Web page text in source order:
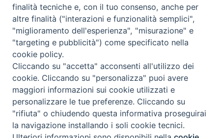
via Amedeo Rossi, 28 - 12100 Cuneo
segreteriagenerale@diocesicuneofossano.it
c.f. 96017380047
finalità tecniche e, con il tuo consenso, anche per
altre finalità ("interazioni e funzionalità semplici",
"miglioramento dell'esperienza", "misurazione" e
"targeting e pubblicità") come specificato nella
cookie policy.
Cliccando su "accetta" acconsenti all'utilizzo dei
cookie. Cliccando su "personalizza" puoi avere
maggiori informazioni sui cookie utilizzati e
personalizzare le tue preferenze. Cliccando su
"rifiuta" o chiudendo questa informativa proseguirai
la navigazione installando i soli cookie tecnici.